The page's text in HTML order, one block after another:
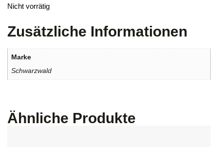
Nicht vorrätig
Zusätzliche Informationen
Marke
Schwarzwald
Ähnliche Produkte